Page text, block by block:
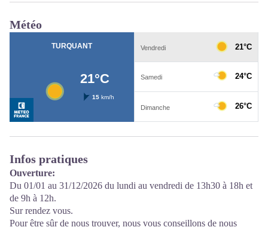
Météo
Infos pratiques
Ouverture:
Du 01/01 au 31/12/2026 du lundi au vendredi de 13h30 à 18h et
de 9h à 12h.
Sur rendez vous.
Pour être sûr de nous trouver, nous vous conseillons de nous